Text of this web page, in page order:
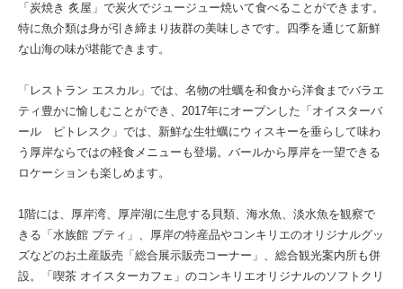
「炭焼き 炙屋」で炭火でジュージュー焼いて食べることができます。
特に魚介類は身が引き締まり抜群の美味しさです。四季を通じて新鮮
な山海の味が堪能できます。
「レストラン エスカル」では、名物の牡蠣を和食から洋食までバラエ
ティ豊かに愉しむことができ、2017年にオープンした「オイスターバ
ール ピトレスク」では、新鮮な生牡蠣にウィスキーを垂らして味わ
う厚岸ならではの軽食メニューも登場。バールから厚岸を一望できる
ロケーションも楽しめます。
1階には、厚岸湾、厚岸湖に生息する貝類、海水魚、淡水魚を観察で
きる「水族館 プティ」、厚岸の特産品やコンキリエのオリジナルグッ
ズなどのお土産販売「総合展示販売コーナー」、総合観光案内所も併
設。「喫茶 オイスターカフェ」のコンキリエオリジナルのソフトクリ